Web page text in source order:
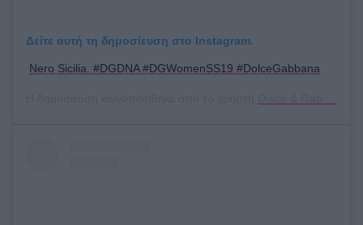
Δείτε αυτή τη δημοσίευση στο Instagram.
Nero Sicilia. #DGDNA #DGWomenSS19 #DolceGabbana